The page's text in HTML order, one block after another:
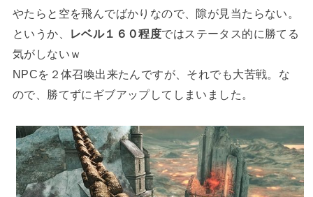
やたらと空を飛んでばかりなので、隙が見当たらない。
というか、
レベル１６０程度ではステータス的に勝てる
気がしないｗ
NPCを２体召喚出来たんですが、それでも大苦戦。な
ので、勝てずにギブアップしてしまいました。